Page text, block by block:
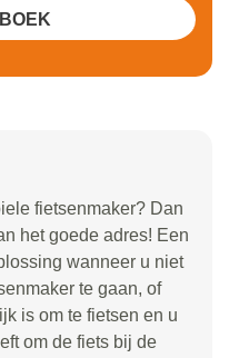
fietsenmaker? Dan
het goede adres! Een
wanneer u niet
te gaan, of
is om te fietsen en u
om de fiets bij de